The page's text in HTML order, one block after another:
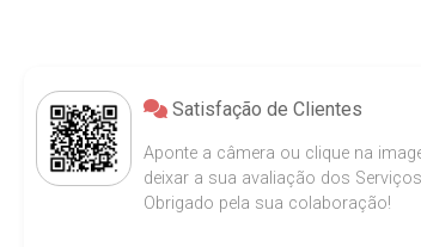
Satisfação de Clientes
Aponte a câmera ou clique na
deixar a sua avaliação dos
Obrigado pela sua colaboração!